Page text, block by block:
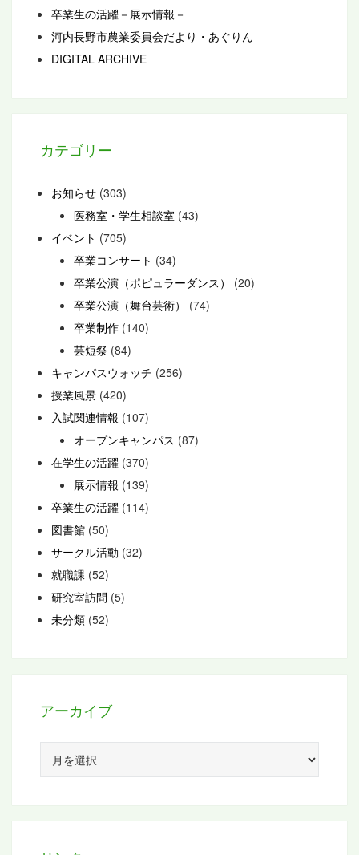
卒業生の活躍－展示情報－
河内長野市農業委員会だより・あぐりん
DIGITAL ARCHIVE
カテゴリー
お知らせ (303)
医務室・学生相談室 (43)
イベント (705)
卒業コンサート (34)
卒業公演（ポピュラーダンス）
(20)
卒業公演（舞台芸術）
(74)
卒業制作 (140)
芸短祭 (84)
キャンパスウォッチ (256)
授業風景 (420)
入試関連情報 (107)
オープンキャンパス (87)
在学生の活躍 (370)
展示情報 (139)
卒業生の活躍 (114)
図書館 (50)
サークル活動 (32)
就職課 (52)
研究室訪問 (5)
未分類 (52)
アーカイブ
カ